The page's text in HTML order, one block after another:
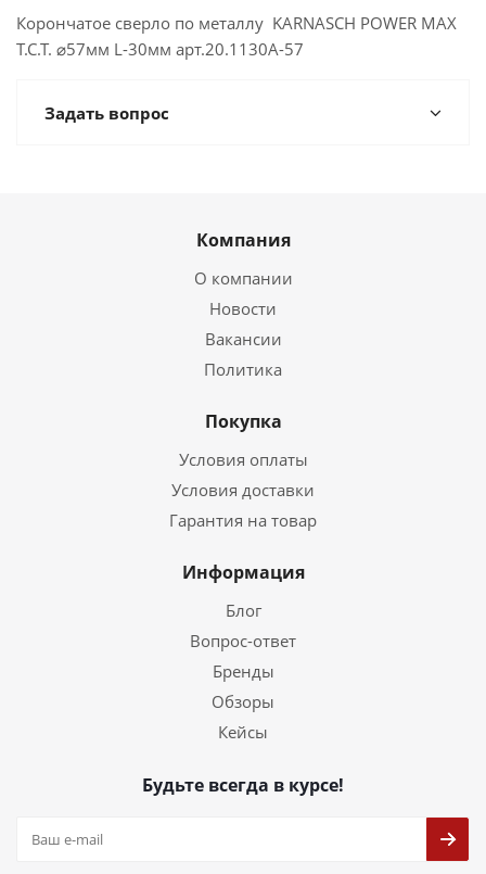
Корончатое сверло по металлу KARNASCH POWER MAX
T.C.T. ⌀57мм L-30мм арт.20.1130A-57
Задать вопрос
Компания
О компании
Новости
Вакансии
Политика
Покупка
Условия оплаты
Условия доставки
Гарантия на товар
Информация
Блог
Вопрос-ответ
Бренды
Обзоры
Кейсы
Будьте всегда в курсе!